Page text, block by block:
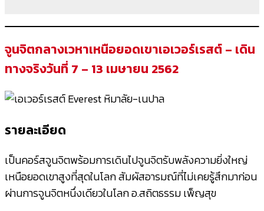
จูนจิตกลางเวหาเหนือยอดเขาเอเวอร์เรสต์ – เดิน
ทางจริงวันที่ 7 – 13 เมษายน 2562
รายละเอียด
เป็นคอร์สจูนจิตพร้อมการเดินไปจูนจิตรับพลังความยิ่งใหญ่
เหนือยอดเขาสูงที่สุดในโลก สัมผัสอารมณ์ที่ไม่เคยรู้สึกมาก่อน
ผ่านการจูนจิตหนึ่งเดียวในโลก อ.สถิตธรรม เพ็ญสุข